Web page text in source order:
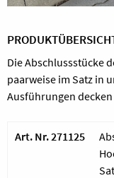
Die Abschlussstücke
paarweise im Satz in
Ausführungen
Art. Nr. 271125